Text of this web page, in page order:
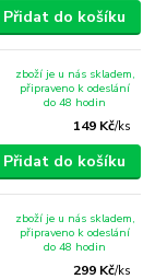
Přidat do košíku
149 Kč/ks
zboží je u nás skladem,
připraveno k odeslání
do 48 hodin
Přidat do košíku
299 Kč/ks
zboží je u nás skladem,
připraveno k odeslání
do 48 hodin